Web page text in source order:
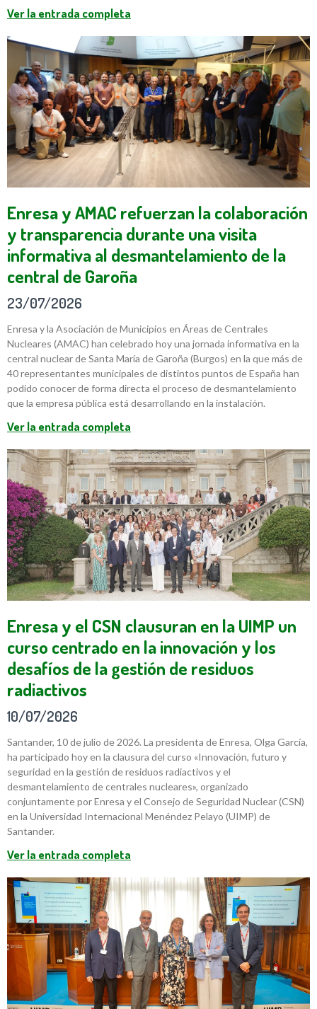
Ver la entrada completa
Enresa y AMAC refuerzan la colaboración
y transparencia durante una visita
informativa al desmantelamiento de la
central de Garoña
23/07/2026
Enresa y la Asociación de Municipios en Áreas de Centrales
Nucleares (AMAC) han celebrado hoy una jornada informativa en la
central nuclear de Santa María de Garoña (Burgos) en la que más de
40 representantes municipales de distintos puntos de España han
podido conocer de forma directa el proceso de desmantelamiento
que la empresa pública está desarrollando en la instalación.
Ver la entrada completa
Enresa y el CSN clausuran en la UIMP un
curso centrado en la innovación y los
desafíos de la gestión de residuos
radiactivos
10/07/2026
Santander, 10 de julio de 2026. La presidenta de Enresa, Olga García,
ha participado hoy en la clausura del curso «Innovación, futuro y
seguridad en la gestión de residuos radiactivos y el
desmantelamiento de centrales nucleares», organizado
conjuntamente por Enresa y el Consejo de Seguridad Nuclear (CSN)
en la Universidad Internacional Menéndez Pelayo (UIMP) de
Santander.
Ver la entrada completa